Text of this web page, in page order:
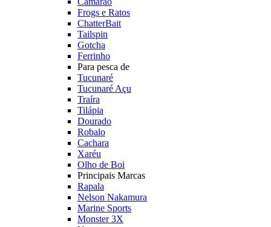
Frogs e Ratos
ChatterBait
Tailspin
Gotcha
Ferrinho
Para pesca de
Tucunaré
Tucunaré Açu
Traíra
Tilápia
Dourado
Robalo
Cachara
Xaréu
Olho de Boi
Principais Marcas
Rapala
Nelson Nakamura
Marine Sports
Monster 3X